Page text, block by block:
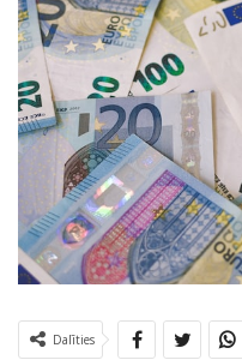
Dalīties